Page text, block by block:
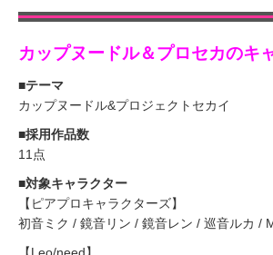
カップヌードル＆プロセカのキ
■テーマ
カップヌードル&プロジェクトセカイ
■採用作品数
11点
■対象キャラクター
【ピアプロキャラクターズ】
初音ミク / 鏡音リン / 鏡音レン / 巡音ルカ /